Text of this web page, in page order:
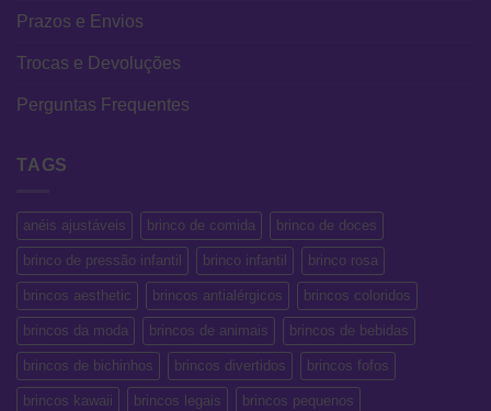
Prazos e Envios
Trocas e Devoluções
Perguntas Frequentes
TAGS
anéis ajustáveis brinco de comida brinco de doces
brinco de pressão infantil brinco infantil brinco rosa
brincos aesthetic brincos antialérgicos brincos coloridos
brincos da moda brincos de animais brincos de bebidas
brincos de bichinhos brincos divertidos brincos fofos
brincos kawaii brincos legais brincos pequenos